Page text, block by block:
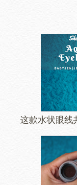
这款水状眼线